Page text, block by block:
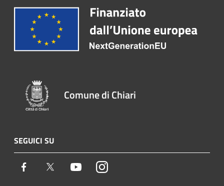
Comune di Chiari
SEGUICI SU
Facebook Twitter YoutubeInstagram